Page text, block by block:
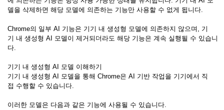
델을 삭제하면 해당 모델에 의존하는 기능만 사용할 수 없게 됩니다.
Chrome의 일부 AI 기능은 기기 내 생성형 모델에 의존하지 않으며, 기
기 내 생성형 AI 모델이 제거되더라도 해당 기능은 계속 실행될 수 있습니
다.
기기 내 생성형 AI 모델 이해하기
기기 내 생성형 AI 모델을 통해 Chrome은 AI 기반 작업을 기기에서 직
접 수행할 수 있습니다.
이러한 모델은 다음과 같은 기능에 사용될 수 있습니다.